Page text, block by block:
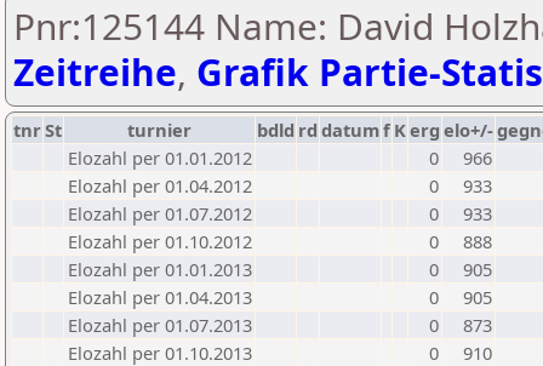
Pnr:125144 Name: David
Zeitreihe, Grafik Partie-
tnrSt turnier bdld rd datumf Kerg elo+/-
Elozahl per 01.01.2012
0
966
Elozahl per 01.04.2012
0
933
Elozahl per 01.07.2012
0
933
Elozahl per 01.10.2012
0
888
Elozahl per 01.01.2013
0
905
Elozahl per 01.04.2013
0
905
Elozahl per 01.07.2013
0
873
Elozahl per 01.10.2013
0
910